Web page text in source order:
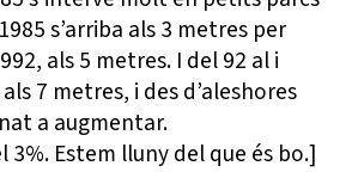
s’arriba als 3 metres per
als 5 metres. I del 92 al i
7 metres, i des d’aleshores
a augmentar.
3%. Estem lluny del que és bo.]